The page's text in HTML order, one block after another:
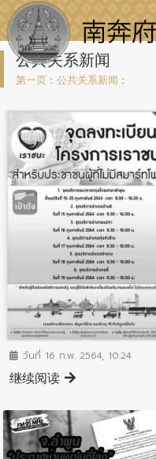
公共关系新闻
第一页 : 公共关系新闻 :
ข่าวประชาสัมพันธ์
วันที่ 16 ก.พ. 2564, 10:24
继续阅读